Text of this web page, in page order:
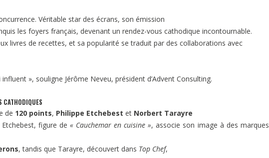
Véritable star des écrans, son émission
les foyers français, devenant un rendez-vous cathodique incontournable.
livres de recettes, et sa popularité se traduit par des collaborations avec
», souligne Jérôme Neveu, président d’Advent Consulting.
CATHODIQUES
de 120 points, Philippe Etchebest et Norbert Tarayre
figure de « Cauchemar en cuisine », associe son image à des marques
, tandis que Tarayre, découvert dans Top Chef,